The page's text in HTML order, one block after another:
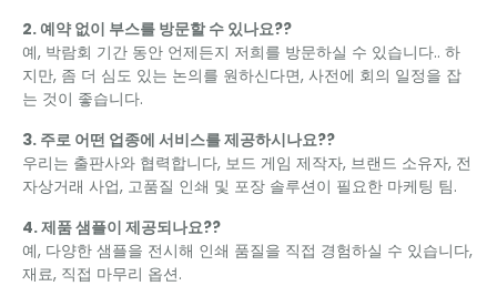
2. 예약 없이 부스를 방문할 수 있나요??
예, 박람회 기간 동안 언제든지 저희를 방문하실 수 있습니다.. 하
지만, 좀 더 심도 있는 논의를 원하신다면, 사전에 회의 일정을 잡
는 것이 좋습니다.
3. 주로 어떤 업종에 서비스를 제공하시나요??
우리는 출판사와 협력합니다, 보드 게임 제작자, 브랜드 소유자, 전
자상거래 사업, 고품질 인쇄 및 포장 솔루션이 필요한 마케팅 팀.
4. 제품 샘플이 제공되나요??
예, 다양한 샘플을 전시해 인쇄 품질을 직접 경험하실 수 있습니다,
재료, 직접 마무리 옵션.